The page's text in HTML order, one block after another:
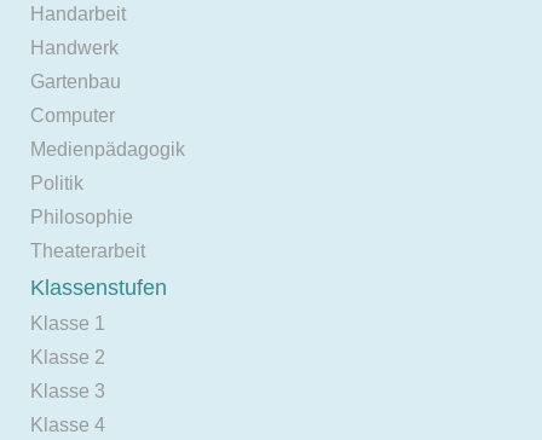
Handarbeit
Handwerk
Gartenbau
Computer
Medienpädagogik
Politik
Philosophie
Theaterarbeit
Klassenstufen
Klasse 1
Klasse 2
Klasse 3
Klasse 4